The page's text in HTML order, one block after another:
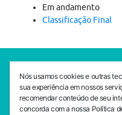
Em andamento
Classificação Final
Av. da Liberdade, 765,
Nós usamos cookies e outras
sua experiência em nossos
recomendar conteúdo de seu
concorda com a nossa Política